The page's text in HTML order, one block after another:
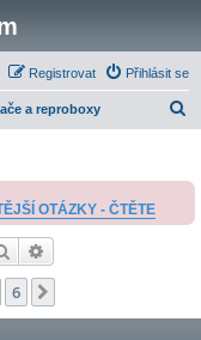
Přihlásit se
Registrovat
a reproboxy
a
OTÁZKY - ČTĚTE
Hledat
6